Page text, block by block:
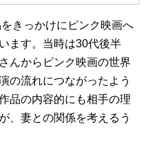
きっかけにピンク映画へ
ます。当時は30代後半
んからピンク映画の世界
の流れにつながったよう
品の内容的にも相手の理
、妻との関係を考えるう